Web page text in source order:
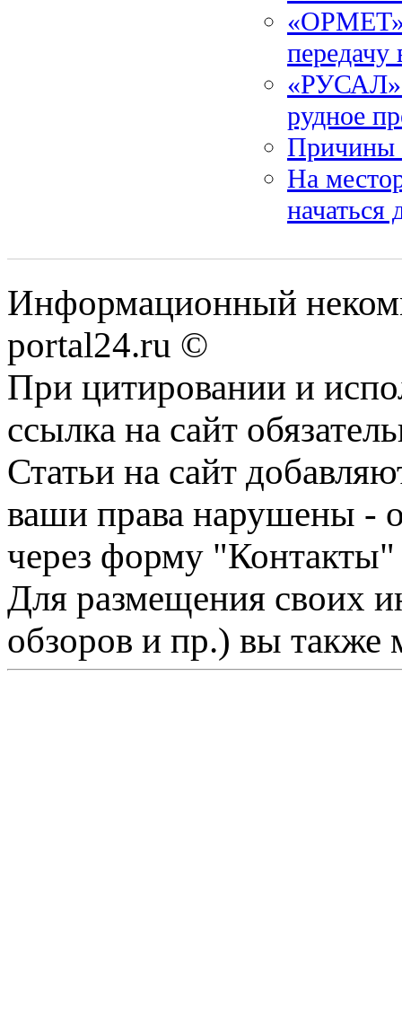
«ОРМЕТ»
«РУСАЛ»
рудное
Причины
На
начаться
Информационный
portal24.ru ©
При цитировании и
ссылка на сайт
Статьи на сайт
ваши права нарушены -
через форму "Контакты"
Для размещения своих
обзоров и пр.) вы также